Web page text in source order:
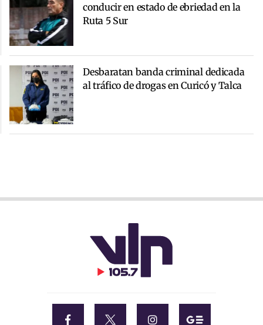
conducir en estado de ebriedad en la
Ruta 5 Sur
Desbaratan banda criminal dedicada
al tráfico de drogas en Curicó y Talca